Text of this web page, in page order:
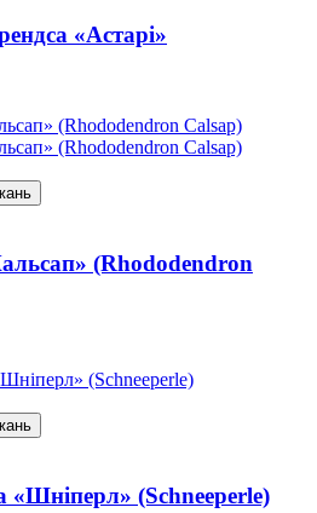
«Астарі»
(Rhododendron
«Шніперл» (Schneeperle)